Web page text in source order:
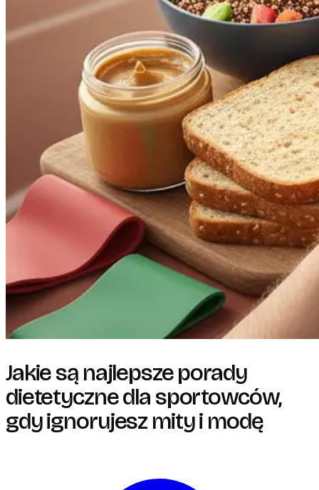
Jakie są najlepsze porady
dietetyczne dla sportowców,
gdy ignorujesz mity i modę